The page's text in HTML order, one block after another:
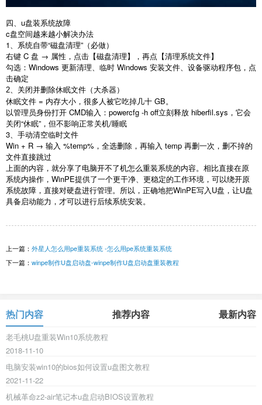
四、u盘装系统故障
c盘空间越来越小解决办法
1
、系统自带“磁盘清理”（必做）
右键 C 盘 → 属性，点击【磁盘清理】，再点【清理系统文件】
勾选： Windows 更新清理、临时 Windows 安装文件、设备驱动程序包，点
击确定
2
关闭并删除休眠文件（大杀器）
休眠文件 = 内存大小，很多人被它吃掉几十 GB。
以管理员身份打开 CMD输入： powercfg -h off立刻释放 hiberfil.sys ，它会
关闭“休眠” ，但不影响正常关机/睡眠
3 、手动清空临时文件
Win + R → 输入 %temp% ，全选删除，再输入 temp 再删一次，删不掉的
文件直接跳过
上面的内容，就分享了电脑开不了机怎么重装系统的内容。相比直接在原
系统内操作， WinPE提供了一个更干净、更稳定的工作环境，可以绕开原
系统故障，直接对硬盘进行管理。所以，正确地把WinPE写入 U盘，让U盘
具备启动能力，才可以进行后续系统安装。
上一篇： 外星人怎么用pe重装系统 -怎么用pe系统重装系统
下一篇： winpe制作U盘启动盘-winpe制作U盘启动盘重装教程
热门内容 推荐内容 最新内容
老毛桃U盘重装Win10系统教程
2018-11-10
电脑安装win10的bios如何设置u盘图文教程
2021-11-22
机械革命z2-air笔记本u盘启动BIOS设置教程